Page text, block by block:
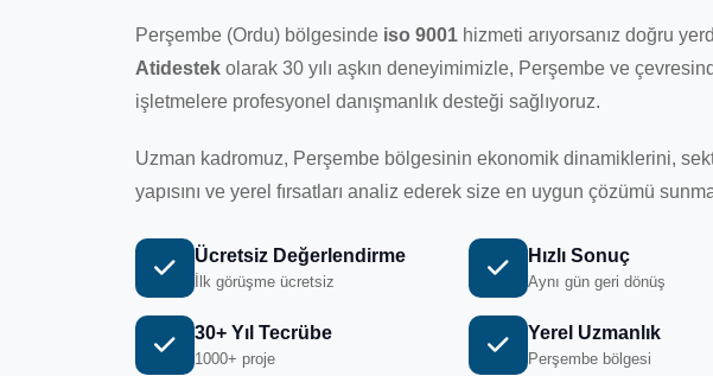
Perşembe (Ordu) bölgesinde iso 9001 hizmeti arıyorsanız doğru
Atidestek olarak 30 yılı aşkın deneyimimizle, Perşembe ve
işletmelere profesyonel danışmanlık desteği sağlıyoruz.
Uzman kadromuz, Perşembe bölgesinin ekonomik dinamiklerini,
yapısını ve yerel fırsatları analiz ederek size en uygun çözümü
Ücretsiz Değerlendirme
İlk görüşme ücretsiz
Hızlı Sonuç
Aynı gün geri dönüş
30+ Yıl Tecrübe
1000+ proje
Yerel Uzmanlık
Perşembe bölgesi